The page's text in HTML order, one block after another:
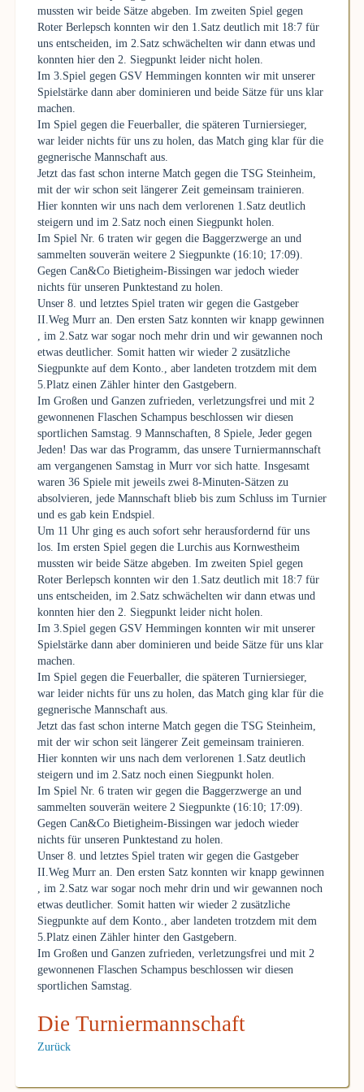
mussten wir beide Sätze abgeben. Im zweiten Spiel gegen
Roter Berlepsch konnten wir den 1.Satz deutlich mit 18:7 für
uns entscheiden, im 2.Satz schwächelten wir dann etwas und
konnten hier den 2. Siegpunkt leider nicht holen.
Im 3.Spiel gegen GSV Hemmingen konnten wir mit unserer
Spielstärke dann aber dominieren und beide Sätze für uns klar
machen.
Im Spiel gegen die Feuerballer, die späteren Turniersieger,
war leider nichts für uns zu holen, das Match ging klar für die
gegnerische Mannschaft aus.
Jetzt das fast schon interne Match gegen die TSG Steinheim,
mit der wir schon seit längerer Zeit gemeinsam trainieren.
Hier konnten wir uns nach dem verlorenen 1.Satz deutlich
steigern und im 2.Satz noch einen Siegpunkt holen.
Im Spiel Nr. 6 traten wir gegen die Baggerzwerge an und
sammelten souverän weitere 2 Siegpunkte (16:10; 17:09).
Gegen Can&Co Bietigheim-Bissingen war jedoch wieder
nichts für unseren Punktestand zu holen.
Unser 8. und letztes Spiel traten wir gegen die Gastgeber
II.Weg Murr an. Den ersten Satz konnten wir knapp gewinnen
, im 2.Satz war sogar noch mehr drin und wir gewannen noch
etwas deutlicher. Somit hatten wir wieder 2 zusätzliche
Siegpunkte auf dem Konto., aber landeten trotzdem mit dem
5.Platz einen Zähler hinter den Gastgebern.
Im Großen und Ganzen zufrieden, verletzungsfrei und mit 2
gewonnenen Flaschen Schampus beschlossen wir diesen
sportlichen Samstag. 9 Mannschaften, 8 Spiele, Jeder gegen
Jeden! Das war das Programm, das unsere Turniermannschaft
am vergangenen Samstag in Murr vor sich hatte. Insgesamt
waren 36 Spiele mit jeweils zwei 8-Minuten-Sätzen zu
absolvieren, jede Mannschaft blieb bis zum Schluss im Turnier
und es gab kein Endspiel.
Um 11 Uhr ging es auch sofort sehr herausfordernd für uns
los. Im ersten Spiel gegen die Lurchis aus Kornwestheim
mussten wir beide Sätze abgeben. Im zweiten Spiel gegen
Roter Berlepsch konnten wir den 1.Satz deutlich mit 18:7 für
uns entscheiden, im 2.Satz schwächelten wir dann etwas und
konnten hier den 2. Siegpunkt leider nicht holen.
Im 3.Spiel gegen GSV Hemmingen konnten wir mit unserer
Spielstärke dann aber dominieren und beide Sätze für uns klar
machen.
Im Spiel gegen die Feuerballer, die späteren Turniersieger,
war leider nichts für uns zu holen, das Match ging klar für die
gegnerische Mannschaft aus.
Jetzt das fast schon interne Match gegen die TSG Steinheim,
mit der wir schon seit längerer Zeit gemeinsam trainieren.
Hier konnten wir uns nach dem verlorenen 1.Satz deutlich
steigern und im 2.Satz noch einen Siegpunkt holen.
Im Spiel Nr. 6 traten wir gegen die Baggerzwerge an und
sammelten souverän weitere 2 Siegpunkte (16:10; 17:09).
Gegen Can&Co Bietigheim-Bissingen war jedoch wieder
nichts für unseren Punktestand zu holen.
Unser 8. und letztes Spiel traten wir gegen die Gastgeber
II.Weg Murr an. Den ersten Satz konnten wir knapp gewinnen
, im 2.Satz war sogar noch mehr drin und wir gewannen noch
etwas deutlicher. Somit hatten wir wieder 2 zusätzliche
Siegpunkte auf dem Konto., aber landeten trotzdem mit dem
5.Platz einen Zähler hinter den Gastgebern.
Im Großen und Ganzen zufrieden, verletzungsfrei und mit 2
gewonnenen Flaschen Schampus beschlossen wir diesen
sportlichen Samstag.
Die Turniermannschaft
Zurück